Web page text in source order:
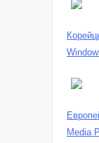
Media